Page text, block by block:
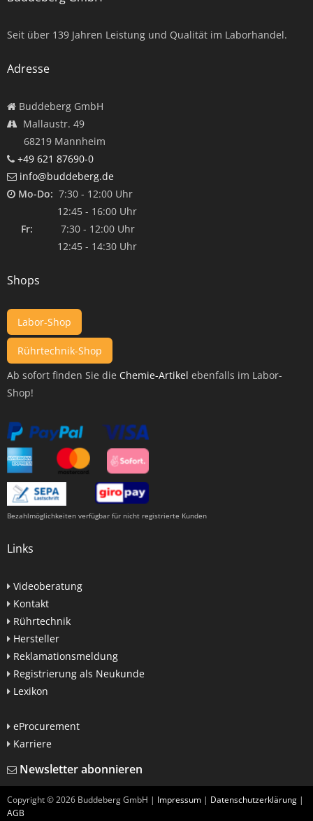
Seit über 139 Jahren Leistung und Qualität im Laborhandel.
Adresse
Buddeberg GmbH
Mallaustr. 49
68219 Mannheim
+49 621 87690-0
info@buddeberg.de
Mo-Do: 7:30 - 12:00 Uhr
12:45 - 16:00 Uhr
Fr: 7:30 - 12:00 Uhr
12:45 - 14:30 Uhr
Shops
Labor-Shop
Rührtechnik-Shop
Ab sofort finden Sie die Chemie-Artikel ebenfalls im Labor-
Shop!
Bezahlmöglichkeiten verfügbar für nicht registrierte Kunden
Links
Videoberatung
Kontakt
Rührtechnik
Hersteller
Reklamationsmeldung
Registrierung als Neukunde
Lexikon
eProcurement
Karriere
Newsletter abonnieren
Copyright ©2026 Buddeberg GmbH | Impressum | Datenschutzerklärung |
AGB